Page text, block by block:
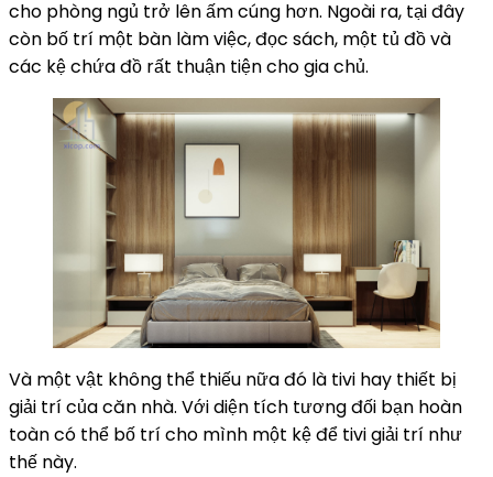
cho phòng ngủ trở lên ấm cúng hơn. Ngoài ra, tại đây
còn bố trí một bàn làm việc, đọc sách, một tủ đồ và
các kệ chứa đồ rất thuận tiện cho gia chủ.
Và một vật không thể thiếu nữa đó là tivi hay thiết bị
giải trí của căn nhà. Với diện tích tương đối bạn hoàn
toàn có thể bố trí cho mình một kệ để tivi giải trí như
thế này.